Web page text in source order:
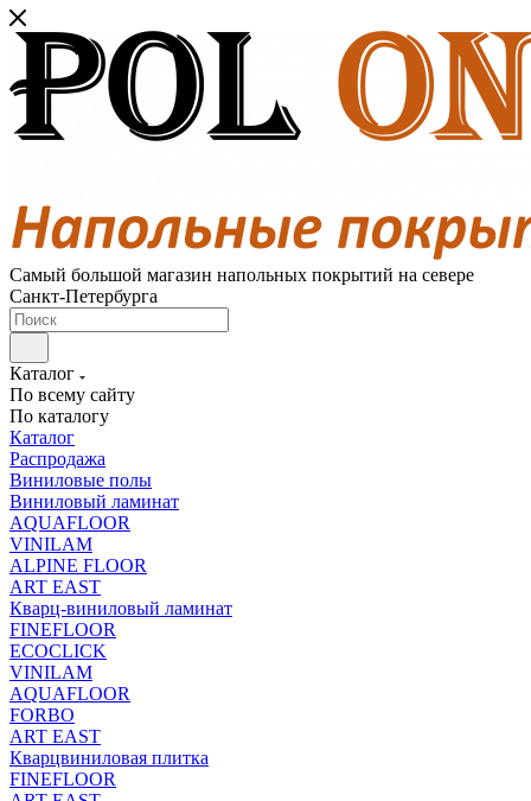
Самый большой магазин напольных покрытий на севере
Санкт-Петербурга
Каталог
По всему сайту
По каталогу
Каталог
Распродажа
Виниловые полы
Виниловый ламинат
AQUAFLOOR
VINILAM
ALPINE FLOOR
ART EAST
Кварц-виниловый ламинат
FINEFLOOR
ECOCLICK
VINILAM
AQUAFLOOR
FORBO
ART EAST
Кварцвиниловая плитка
FINEFLOOR